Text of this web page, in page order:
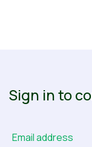
Sign in to
Email address